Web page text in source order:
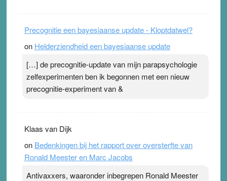
Precognitie een bayesiaanse update - Kloptdatwel?
on Helderziendheid een bayesiaanse update
[…] de precognitie-update van mijn parapsychologie
zelfexperimenten ben ik begonnen met een nieuw
precognitie-experiment van &
Klaas van Dijk
on Bedenkingen bij het rapport over oversterfte van
Ronald Meester en Marc Jacobs
Antivaxxers, waaronder inbegrepen Ronald Meester